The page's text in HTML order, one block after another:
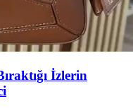
İzlerin